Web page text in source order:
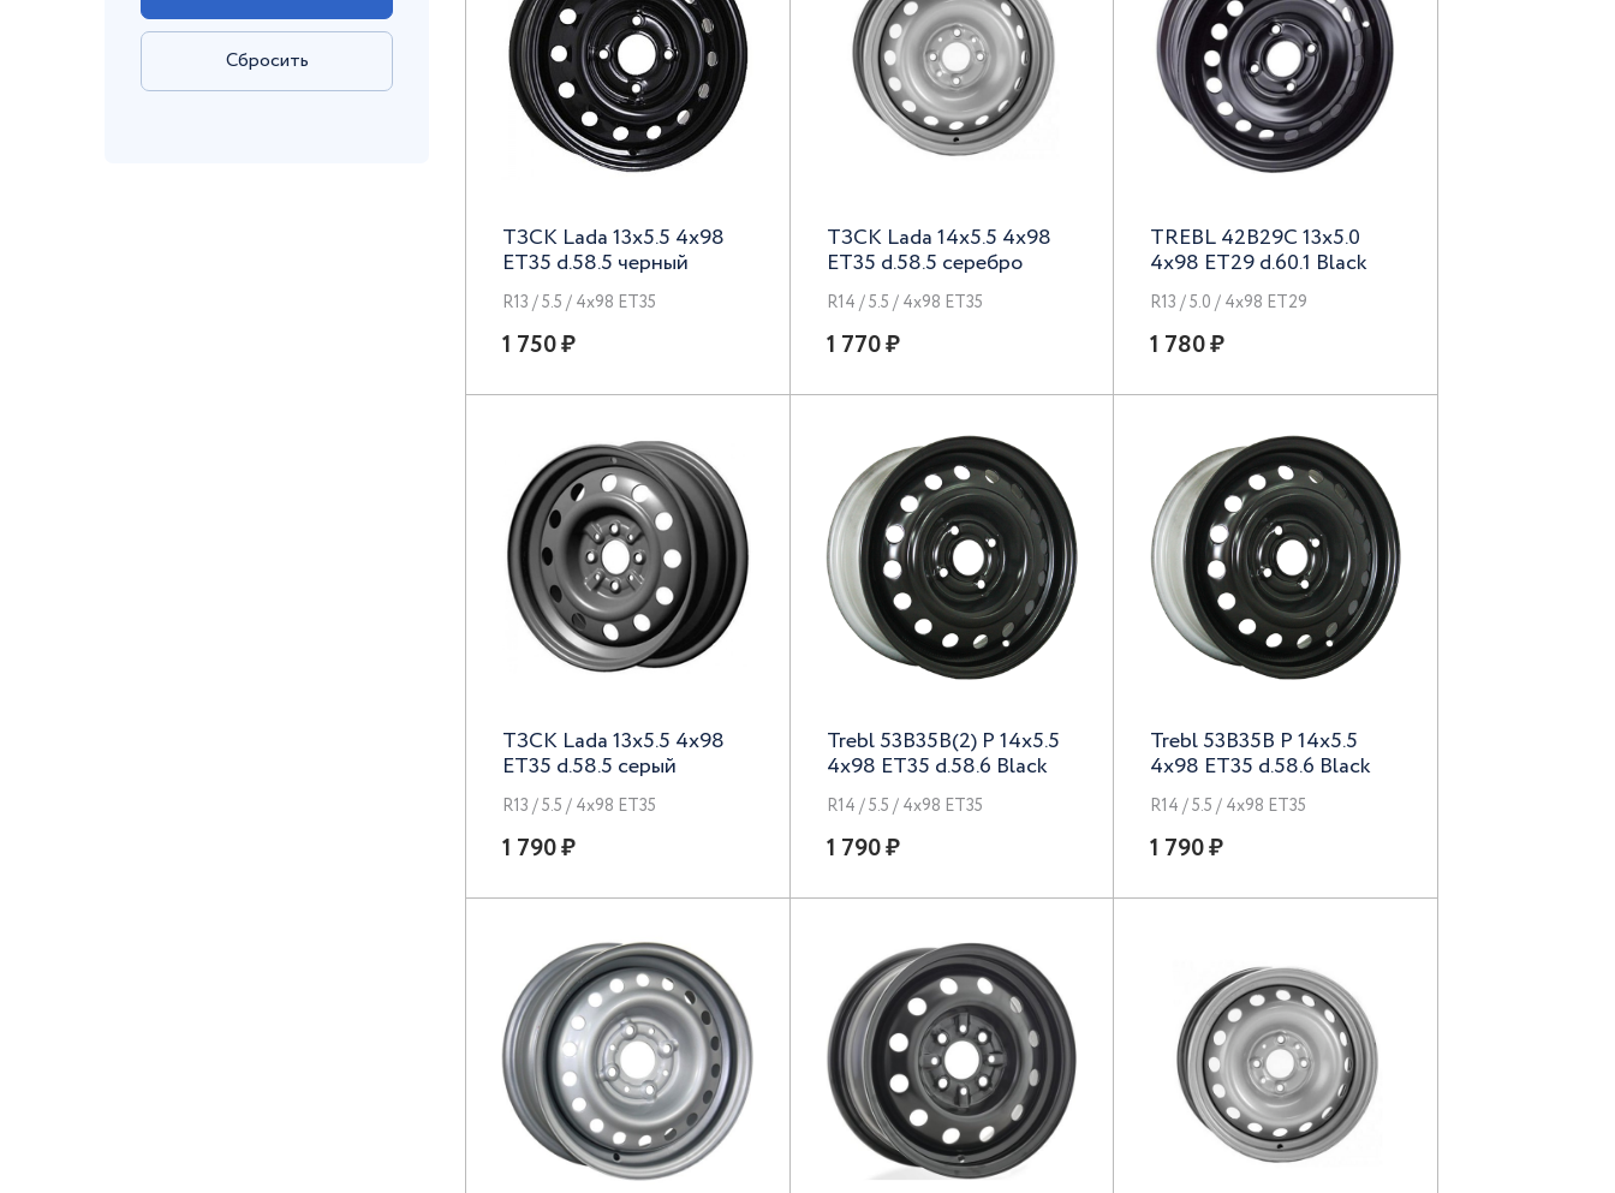
Enzo
ТЗСК Lada 13x5.5 4x98
ET35 d.58.5 черный
R13 / 5.5 / 4x98 ET35
1 750 ₽
ТЗСК Lada 14x5.5 4x98
ET35 d.58.5 серебро
R14 / 5.5 / 4x98 ET35
1 770 ₽
TREBL 42B29C 13x5.0
4x98 ET29 d.60.1 Black
R13 / 5.0 / 4x98 ET29
1 780 ₽
ТЗСК Lada 13x5.5 4x98
ET35 d.58.5 серый
R13 / 5.5 / 4x98 ET35
1 790 ₽
Trebl 53B35B(2) P 14x5.5
4x98 ET35 d.58.6 Black
R14 / 5.5 / 4x98 ET35
1 790 ₽
Trebl 53B35B P 14x5.5
4x98 ET35 d.58.6 Black
R14 / 5.5 / 4x98 ET35
1 790 ₽